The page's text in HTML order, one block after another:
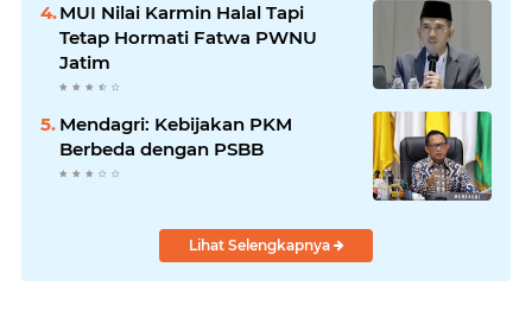
MUI Nilai Karmin Halal Tapi
Tetap Hormati Fatwa PWNU
Jatim
Mendagri: Kebijakan PKM
Berbeda dengan PSBB
Lihat Selengkapnya